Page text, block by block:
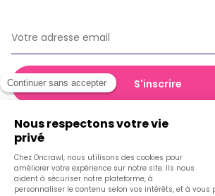
Politique de confidentialité
Conditions générales de vente